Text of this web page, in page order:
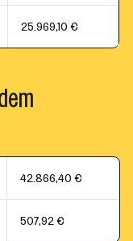
25.969,10 €
42.866,40 €
507,92 €